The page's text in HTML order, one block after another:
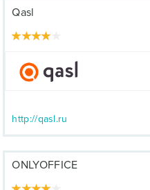
Qasl
http://qasl.ru
ONLYOFFICE